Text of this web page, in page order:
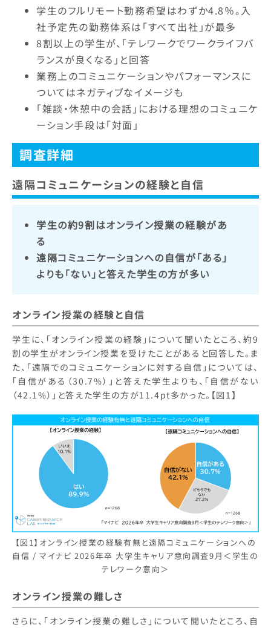
学生のフルリモート勤務希望はわずか4.8％。入
社予定先の勤務体系は「すべて出社」が最多
8割以上の学生が、「テレワークでワークライフバ
ランスが良くなる」と回答
業務上のコミュニケーションやパフォーマンスに
ついてはネガティブなイメージも
「雑談・休憩中の会話」における理想のコミュニケ
ーション手段は「対面」
調査詳細
遠隔コミュニケーションの経験と自信
学生の約9割はオンライン授業の経験があ
る
遠隔コミュニケーションへの自信が「ある」
よりも「ない」と答えた学生の方が多い
オンライン授業の経験と自信
学生に、「オンライン授業の経験」について聞いたところ、約9
割の学生がオンライン授業を受けたことがあると回答した。ま
た、「遠隔でのコミュニケーションに対する自信」については、
「自信がある（30.7%）」と答えた学生よりも、「自信がない
（42.1%）」と答えた学生の方が11.4pt多かった。【図1】
【図1】オンライン授業の経験有無と遠隔コミュニケーションへの
自信 / マイナビ 2026年卒 大学生キャリア意向調査9月＜学生の
テレワーク意向＞
オンライン授業の難しさ
さらに、「オンライン授業の難しさ」について聞いたところ、自